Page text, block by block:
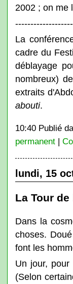
2002 ; on me
La
cadre du
déblayage
nombreux)
extraits
abouti.
10:40 Publié
permanent|
lundi, 15
La Tour
Dans la
choses.
font les
Un jour,
(Selon